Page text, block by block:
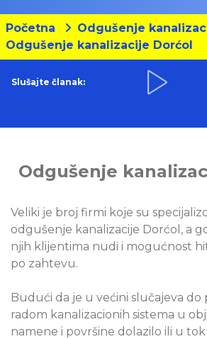
Početna
Odgušenje
Odgušenje kanalizacije Dorćol
Slušajte članak:
Odgušenje
Veliki je broj firmi koje su
odgušenje kanalizacije Dorćol, a
njih klijentima nudi i mogućnost
po zahtevu.
Budući da je u većini slučajeva do
radom kanalizacionih sistema u
namene i površine dolazilo ili u